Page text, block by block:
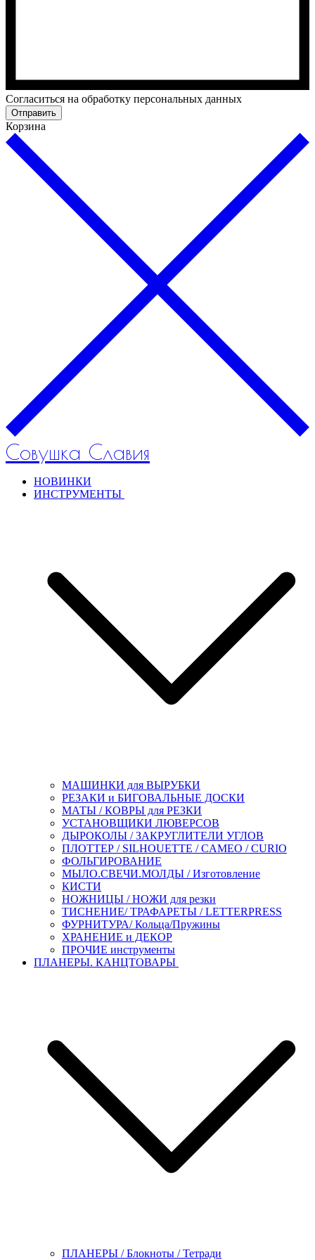
Cогласиться на обработку персональных данных
Отправить
Корзина
Совушка Славия
НОВИНКИ
ИНСТРУМЕНТЫ
МАШИНКИ для ВЫРУБКИ
РЕЗАКИ и БИГОВАЛЬНЫЕ ДОСКИ
МАТЫ / КОВРЫ для РЕЗКИ
УСТАНОВЩИКИ ЛЮВЕРСОВ
ДЫРОКОЛЫ / ЗАКРУГЛИТЕЛИ УГЛОВ
ПЛОТТЕР / SILHOUETTE / CAMEO / CURIO
ФОЛЬГИРОВАНИЕ
МЫЛО.СВЕЧИ.МОЛДЫ / Изготовление
КИСТИ
НОЖНИЦЫ / НОЖИ для резки
ТИСНЕНИЕ/ ТРАФАРЕТЫ / LETTERPRESS
ФУРНИТУРА/ Кольца/Пружины
ХРАНЕНИЕ и ДЕКОР
ПРОЧИЕ инструменты
ПЛАНЕРЫ. КАНЦТОВАРЫ
ПЛАНЕРЫ / Блокноты / Тетради